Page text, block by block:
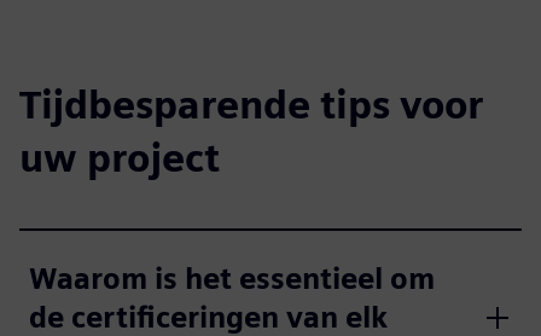
Tijdbesparende tips voor
uw project
Waarom is het essentieel om
de certificeringen van elk